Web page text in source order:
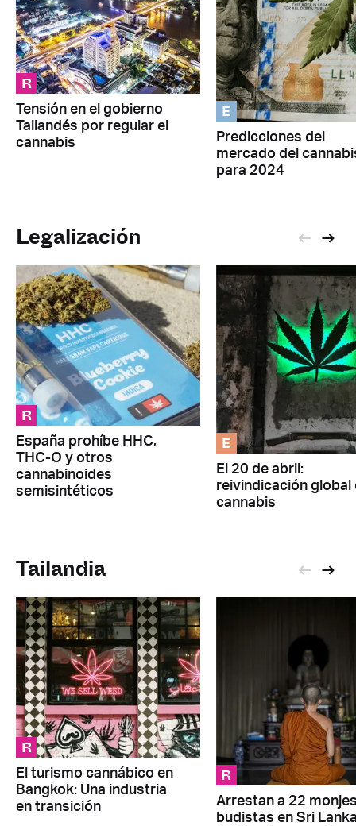
R
Tensión en el gobierno
Tailandés por regular el
cannabis
E
Predicciones del
mercado del
para 2024
Legalización
R
España prohíbe HHC,
THC-O y otros
cannabinoides
semisintéticos
E
El 20 de abril:
reivindicación global
cannabis
Tailandia
R
El turismo cannábico en
Bangkok: Una industria
en transición
R
Arrestan a 22
budistas en Sri